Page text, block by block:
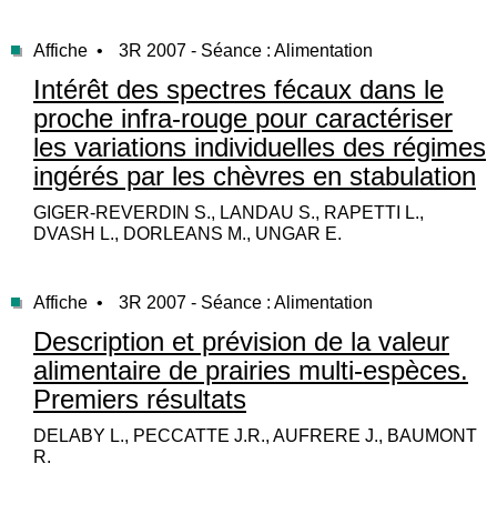
Affiche • 3R 2007 - Séance : Alimentation
Intérêt des spectres fécaux dans le
proche infra-rouge pour caractériser
les variations individuelles des régimes
ingérés par les chèvres en stabulation
GIGER-REVERDIN S., LANDAU S., RAPETTI L.,
DVASH L., DORLEANS M., UNGAR E.
Affiche • 3R 2007 - Séance : Alimentation
Description et prévision de la valeur
alimentaire de prairies multi-espèces.
Premiers résultats
DELABY L., PECCATTE J.R., AUFRERE J., BAUMONT
R.